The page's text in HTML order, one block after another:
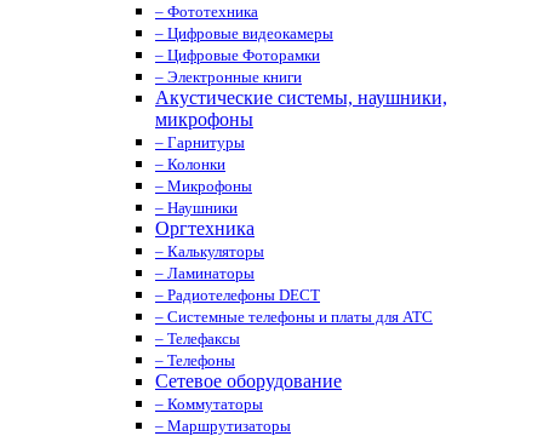
– Фототехника
– Цифровые видеокамеры
– Цифровые Фоторамки
– Электронные книги
Акустические системы, наушники,
микрофоны
– Гарнитуры
– Колонки
– Микрофоны
– Наушники
Оргтехника
– Калькуляторы
– Ламинаторы
– Радиотелефоны DECT
– Системные телефоны и платы для АТС
– Телефаксы
– Телефоны
Сетевое оборудование
– Коммутаторы
– Маршрутизаторы